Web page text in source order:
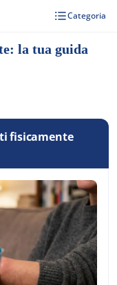
Categoria
la tua guida
fisicamente